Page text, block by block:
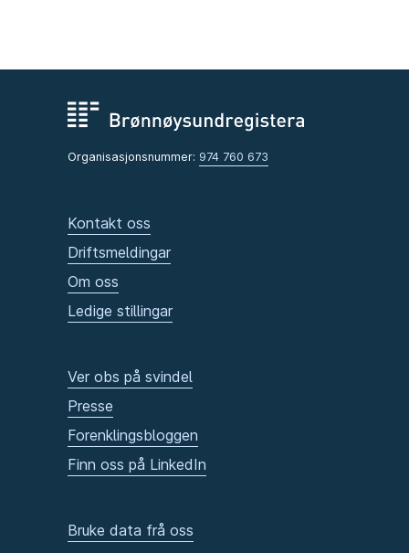
Organisasjonsnummer: 974 760 673
Kontakt oss
Driftsmeldingar
Om oss
Ledige stillingar
Ver obs på svindel
Presse
Forenklingsbloggen
Finn oss på LinkedIn
Bruke data frå oss